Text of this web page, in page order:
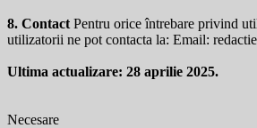
8. Contact Pentru orice întrebare privind
utilizatorii ne pot contacta la: Email:
Ultima actualizare: 28 aprilie 2025.
Necesare